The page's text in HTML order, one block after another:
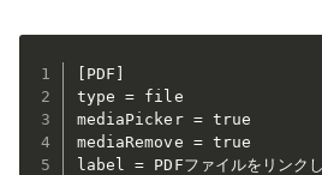
[PDF]
type = file
mediaPicker = true
mediaRemove = true
label = PDFファイルをリンク